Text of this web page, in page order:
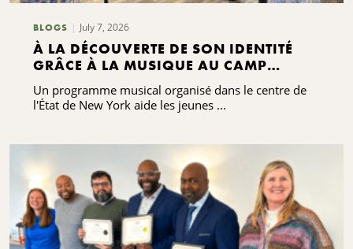
BLOGS July 7, 2026
À LA DÉCOUVERTE DE SON IDENTITÉ
GRÂCE À LA MUSIQUE AU CAMP
GRACENOTE
Un programme musical organisé dans le centre de
l'État de New York aide les jeunes ...